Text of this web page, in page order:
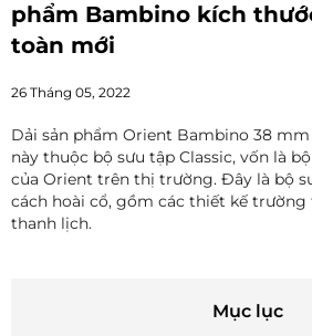
phẩm Bambino kích
toàn mới
26 Tháng 05, 2022
Dải sản phẩm Orient Bambino 38
này thuộc bộ sưu tập Classic, vốn là
của Orient trên thị trường. Đây là bộ
cách hoài cổ, gồm các thiết kế
thanh lịch.
Mục lục